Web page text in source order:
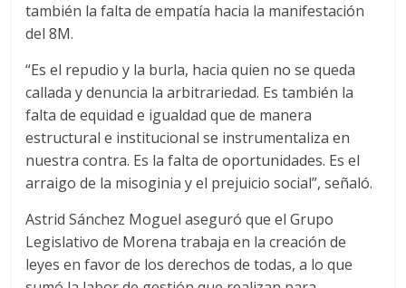
también la falta de empatía hacia la manifestación
del 8M.
“Es el repudio y la burla, hacia quien no se queda
callada y denuncia la arbitrariedad. Es también la
falta de equidad e igualdad que de manera
estructural e institucional se instrumentaliza en
nuestra contra. Es la falta de oportunidades. Es el
arraigo de la misoginia y el prejuicio social”, señaló.
Astrid Sánchez Moguel aseguró que el Grupo
Legislativo de Morena trabaja en la creación de
leyes en favor de los derechos de todas, a lo que